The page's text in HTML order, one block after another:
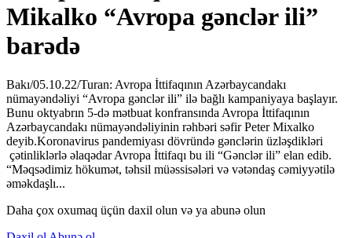
Mikalko “Avropa gənclər ili”
barədə
Bakı/05.10.22/Turan: Avropa İttifaqının Azərbaycandakı
nümayəndəliyi “Avropa gənclər ili” ilə bağlı kampaniyaya başlayır.
Bunu oktyabrın 5-də mətbuat konfransında Avropa İttifaqının
Azərbaycandakı nümayəndəliyinin rəhbəri səfir Peter Mixalko
deyib.Koronavirus pandemiyası dövründə gənclərin üzləşdikləri
çətinliklərlə əlaqədar Avropa İttifaqı bu ili “Gənclər ili” elan edib.
“Məqsədimiz hökumət, təhsil müəssisələri və vətəndaş cəmiyyətilə
əməkdaşlı...
Daha çox oxumaq üçün daxil olun və ya abunə olun